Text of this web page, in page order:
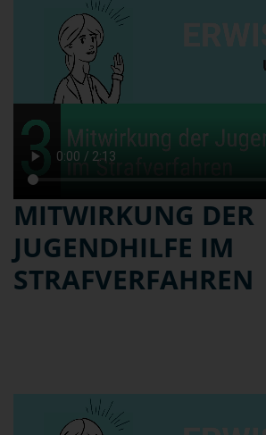
MITWIRKUNG DER
JUGENDHILFE IM
STRAFVERFAHREN